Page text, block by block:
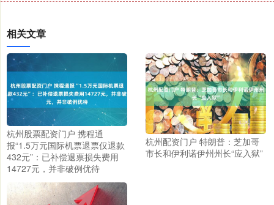
相关文章
杭州股票配资门户 携程通
报“1.5万元国际机票退票仅退款
432元”：已补偿退票损失费用
14727元，并非破例优待
杭州配资门户 特朗普：芝加哥
市长和伊利诺伊州州长“应入狱”